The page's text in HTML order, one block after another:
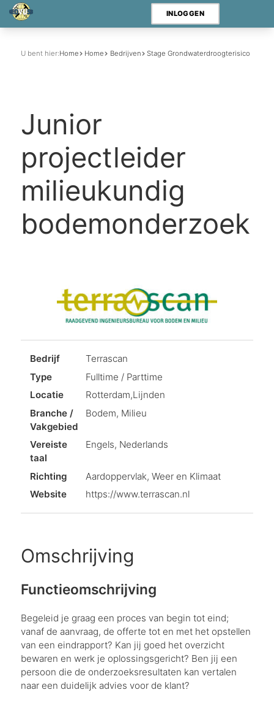
INLOGGEN
U bent hier:Home Home Bedrijven Stage Grondwaterdroogterisico
Junior
projectleider
milieukundig
bodemonderzoek
Bedrijf
Terrascan
Type
Fulltime / Parttime
Locatie
Rotterdam,Lijnden
Branche /
Vakgebied
Bodem, Milieu
Vereiste
taal
Engels, Nederlands
Richting
Aardoppervlak, Weer en Klimaat
Website
https://www.terrascan.nl
Omschrijving
Functieomschrijving
Begeleid je graag een proces van begin tot eind;
vanaf de aanvraag, de offerte tot en met het opstellen
van een eindrapport? Kan jij goed het overzicht
bewaren en werk je oplossingsgericht? Ben jij een
persoon die de onderzoeksresultaten kan vertalen
naar een duidelijk advies voor de klant?